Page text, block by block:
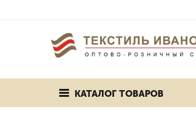
КАТАЛОГ ТОВАРОВ